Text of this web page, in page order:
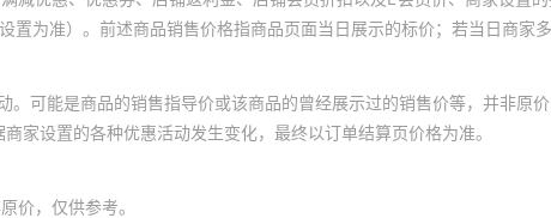
为准）。前述商品销售价格指商品页面当日展示的标价；若当日商家
可能是商品的销售指导价或该商品的曾经展示过的销售价等，并非原价
家设置的各种优惠活动发生变化，最终以订单结算页价格为准。
价，仅供参考。